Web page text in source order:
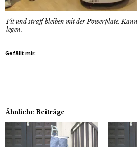
Fit und straff bleiben mit der Powerplate.
legen.
Gefällt mir:
Ähnliche Beiträge